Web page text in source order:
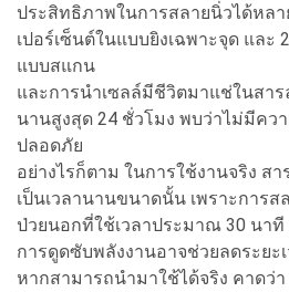
ประสิทธิภาพในการสลายนิ่วได้หลา
เปอร์เซ็นต์ในแบบยิงเฉพาะจุด และ
แบบสแกน
และการนำเซลล์มีชีวิตมาแช่ในสาร
นานสูงสุด 24 ชั่วโมง พบว่าไม่มีคว
ปลอดภัย
อย่างไรก็ตาม ในการใช้งานจริง ส
เป็นเวลานานขนาดนั้น เพราะการ
ป่วยนอกที่ใช้เวลาประมาณ 30 นา
การดูดซับพลังงานอาจช่วยลดระยะ
หากสามารถนำมาใช้ได้จริง คาดว่